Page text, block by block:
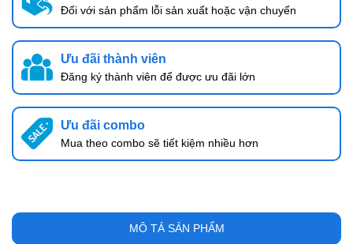
Đối với sản phẩm lỗi sản xuất hoặc vận chuyển
Ưu đãi thành viên
Đăng ký thành viên để được ưu đãi lớn
Ưu đãi combo
Mua theo combo sẽ tiết kiệm nhiều hơn
MÔ TẢ SẢN PHẨM